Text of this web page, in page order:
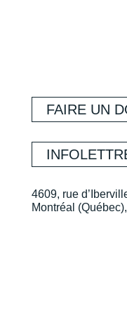
FAIRE UN
4609, rue
Montréal